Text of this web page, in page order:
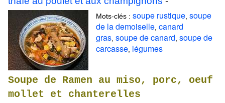
Mots-clés : soupe rustique soupe
de la demoiselle canard
gras soupe de canard soupe de
carcasse légumes
Soupe de Ramen au miso, porc, oeuf
mollet et chanterelles